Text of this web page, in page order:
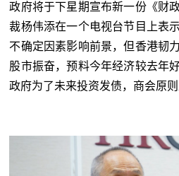
政府将于下星期宣布新一份《财
裁杨伟添在一个电视台节目上表
不确定因素影响前景，但香港韧
股市振奋，预料今年经济较去年
政府为了未来投资发债，商会原则